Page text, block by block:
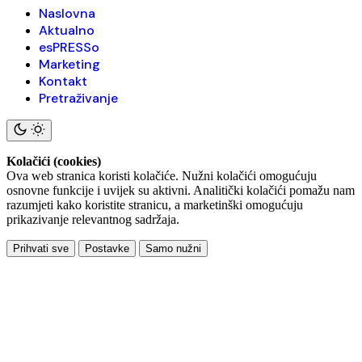
Naslovna
Aktualno
esPRESSo
Marketing
Kontakt
Pretraživanje
Kolačići (cookies)
Ova web stranica koristi kolačiće. Nužni kolačići omogućuju
osnovne funkcije i uvijek su aktivni. Analitički kolačići pomažu nam
razumjeti kako koristite stranicu, a marketinški omogućuju
prikazivanje relevantnog sadržaja.
Prihvati sve Postavke Samo nužni